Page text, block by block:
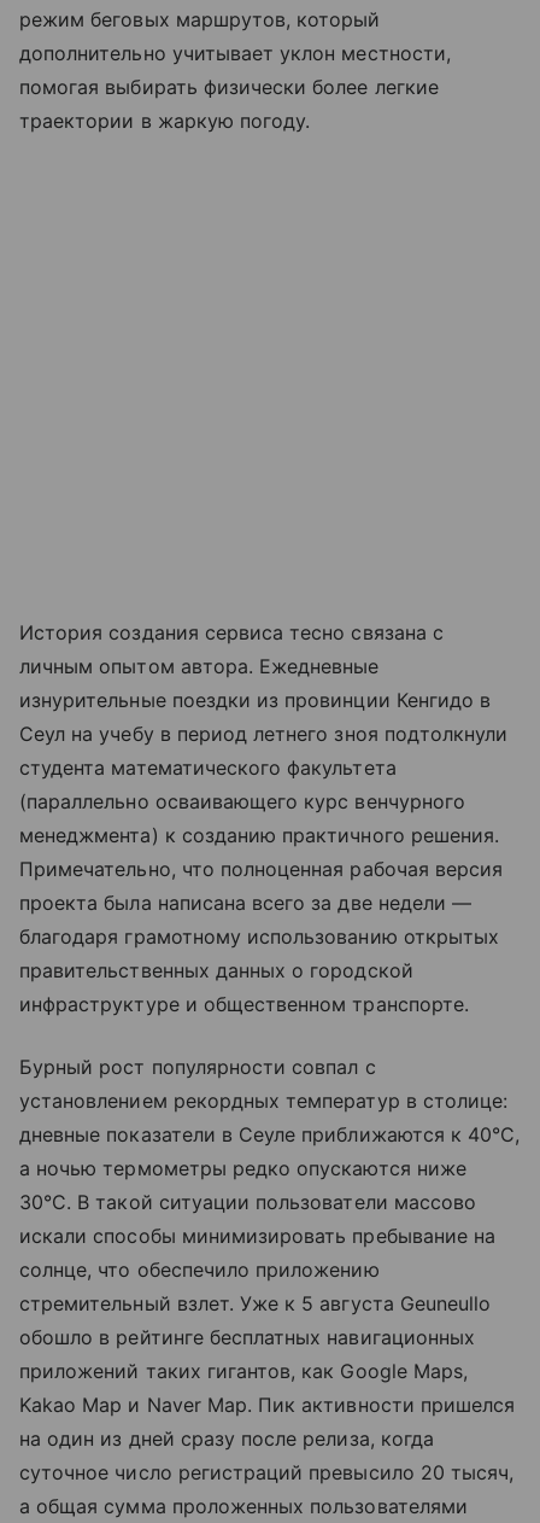
режим беговых маршрутов, который
дополнительно учитывает уклон местности,
помогая выбирать физически более легкие
траектории в жаркую погоду.
История создания сервиса тесно связана с
личным опытом автора. Ежедневные
изнурительные поездки из провинции Кенгидо в
Сеул на учебу в период летнего зноя подтолкнули
студента математического факультета
(параллельно осваивающего курс венчурного
менеджмента) к созданию практичного решения.
Примечательно, что полноценная рабочая версия
проекта была написана всего за две недели —
благодаря грамотному использованию открытых
правительственных данных о городской
инфраструктуре и общественном транспорте.
Бурный рост популярности совпал с
установлением рекордных температур в столице:
дневные показатели в Сеуле приближаются к 40°C,
а ночью термометры редко опускаются ниже
30°C. В такой ситуации пользователи массово
искали способы минимизировать пребывание на
солнце, что обеспечило приложению
стремительный взлет. Уже к 5 августа Geuneullo
обошло в рейтинге бесплатных навигационных
приложений таких гигантов, как Google Maps,
Kakao Map и Naver Map. Пик активности пришелся
на один из дней сразу после релиза, когда
суточное число регистраций превысило 20 тысяч,
а общая сумма проложенных пользователями